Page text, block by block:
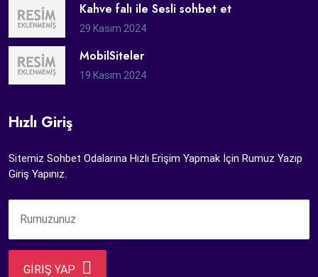
Kahve falı ile Sesli sohbet et
29 Kasım 2024
MobilSiteler
19 Kasım 2024
Hızlı Giriş
Sitemiz Sohbet Odalarına Hızlı Erişim Yapmak İçin Rumuz Yazıp
Giriş Yapınız.
GİRİŞ YAP